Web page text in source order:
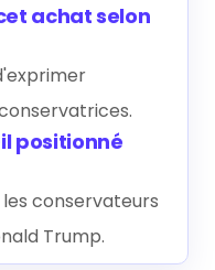
achat selon
positionné
conservateurs
Trump.